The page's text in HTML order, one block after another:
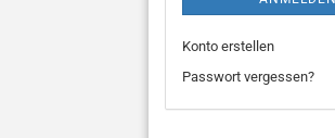
Konto erstellen
Passwort vergessen?